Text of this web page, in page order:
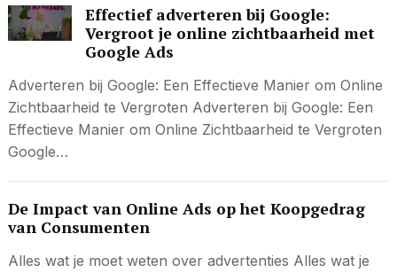
Effectief adverteren bij Google:
Vergroot je online zichtbaarheid met
Google Ads
Adverteren bij Google: Een Effectieve Manier om Online
Zichtbaarheid te Vergroten Adverteren bij Google: Een
Effectieve Manier om Online Zichtbaarheid te Vergroten
Google…
De Impact van Online Ads op het Koopgedrag
van Consumenten
Alles wat je moet weten over advertenties Alles wat je